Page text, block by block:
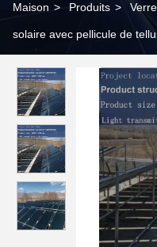
Maison > Produits >
solaire avec pellicule de